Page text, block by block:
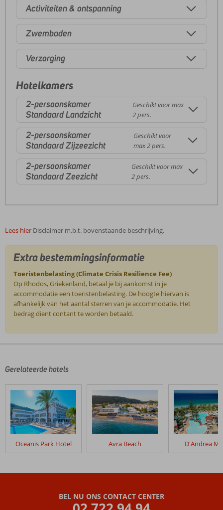
Activiteiten & ontspanning
Zwembaden
Verzorging
Hotelkamers
2-persoonskamer
Standaard Landzicht
Geschikt voor max
2 pers.
2-persoonskamer
Standaard Zijzeezicht
Geschikt voor
max 2 pers.
2-persoonskamer
Standaard Zeezicht
Geschikt voor max
2 pers.
Lees hier Disclaimer m.b.t. bovenstaande beschrijving.
Extra bestemmingsinformatie
Toeristenbelasting (Climate Crisis Resilience Fee)
Op Rhodos, Griekenland, betaal je bij aankomst in je
accommodatie een toeristenbelasting. De hoogte hiervan is
afhankelijk van het aantal sterren van je accommodatie. Het
bedrag dient contant te worden betaald.
door
klanten
geschreven
na
hun
verblijf
Rhodos
Beoordelingen
Gerelateerde hotels
Oceanis Park Hotel Avra Beach D'Andrea
BEL NU ONS CONTACT CENTER